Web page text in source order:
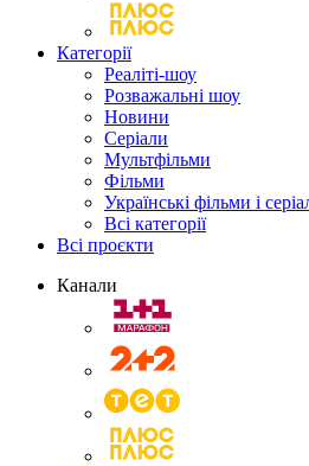
Категорії
Реаліті-шоу
Розважальні шоу
Новини
Серіали
Мультфільми
Фільми
Українські фільми і
Всі категорії
Всі проєкти
Канали